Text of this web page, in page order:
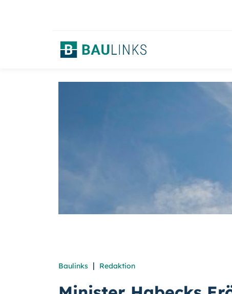
Baulinks | Redaktion